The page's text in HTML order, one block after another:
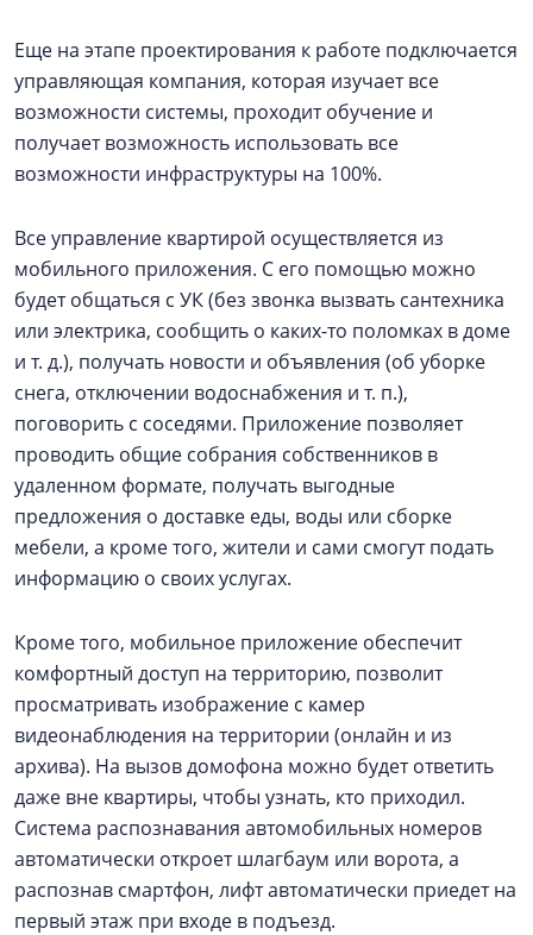
Еще на этапе проектирования к работе подключается
управляющая компания, которая изучает все
возможности системы, проходит обучение и
получает возможность использовать все
возможности инфраструктуры на 100%.
Все управление квартирой осуществляется из
мобильного приложения. С его помощью можно
будет общаться с УК (без звонка вызвать сантехника
или электрика, сообщить о каких-то поломках в доме
и т. д.), получать новости и объявления (об уборке
снега, отключении водоснабжения и т. п.),
поговорить с соседями. Приложение позволяет
проводить общие собрания собственников в
удаленном формате, получать выгодные
предложения о доставке еды, воды или сборке
мебели, а кроме того, жители и сами смогут подать
информацию о своих услугах.
Кроме того, мобильное приложение обеспечит
комфортный доступ на территорию, позволит
просматривать изображение с камер
видеонаблюдения на территории (онлайн и из
архива). На вызов домофона можно будет ответить
даже вне квартиры, чтобы узнать, кто приходил.
Система распознавания автомобильных номеров
автоматически откроет шлагбаум или ворота, а
распознав смартфон, лифт автоматически приедет на
первый этаж при входе в подъезд.